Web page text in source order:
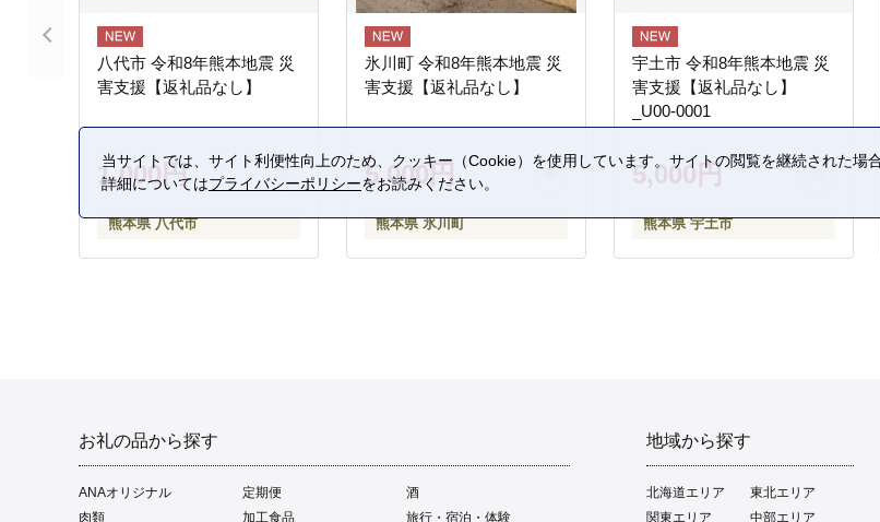
八代市 令和8年熊本地震 災
害支援【返礼品なし】
1,000円
熊本県 八代市
氷川町 令和8年熊本地震 災
害支援【返礼品なし】
5,000円
熊本県 氷川町
宇土市 令和8年熊本地震 災
害支援【返礼品なし】
_U00-0001
5,000円
熊本県 宇土市
お礼の品から探す
ANAオリジナル 定期便
酒
肉類
加工食品 旅行・宿泊・体験
地域から探す
北海道エリア
東北エリア
関東エリア
中部エリア
当サイトでは、サイト利便性向上のため、クッキー（Cookie）を使用しています。サイトの閲覧を継続された
詳細についてはプライバシーポリシーをお読みください。